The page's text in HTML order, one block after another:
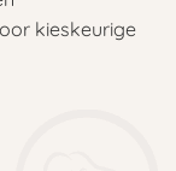
kieskeurige